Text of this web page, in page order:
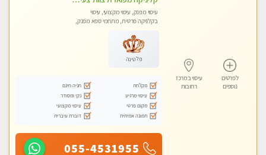
לפרטים
נוספים
עיסוי במרכז
רחובות
עיסוי מפנק, עיסוי מקצועי, עיסוי
בקלניקה פרטית, מתחמי ספא מפנק,
פלטינה
מקלחת
חניה חינם
עיסוי מרגיע
נקי ומסודר
מקום פרטי
עיסוי מקצועי
תמונה אמיתית
דוברת עיברית
055-4531955